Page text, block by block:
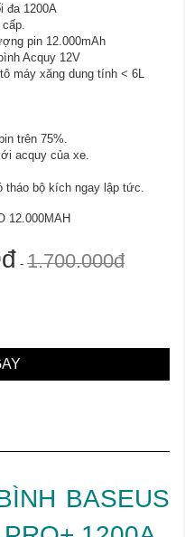
đa 1200A
pin 12.000mAh
Acquy 12V
máy xăng dung tính < 6L
trên 75%.
acquy của xe.
bộ kích ngay lập tức.
12.000MAH
-1.700.000đ
BASEUS